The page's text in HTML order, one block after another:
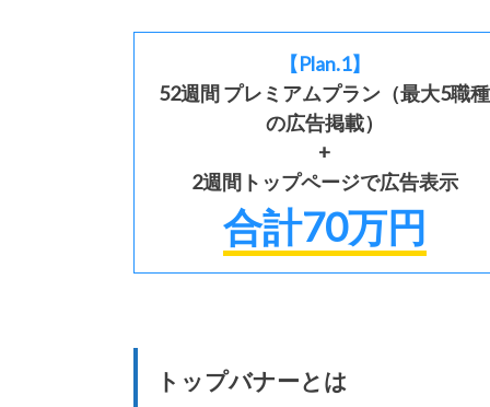
【Plan.1】
52週間 プレミアムプラン（最大5職種
の広告掲載）
+
2週間トップページで広告表示
合計70万円
トップバナーとは